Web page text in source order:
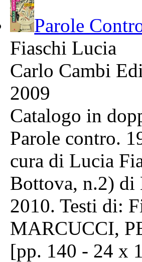
Parole
Fiaschi Lucia
Carlo Cambi
2009
Catalogo in
Parole contro.
cura di Lucia
Bottova, n.2) di
2010. Testi di:
MARCUCCI,
[pp. 140 - 24 x